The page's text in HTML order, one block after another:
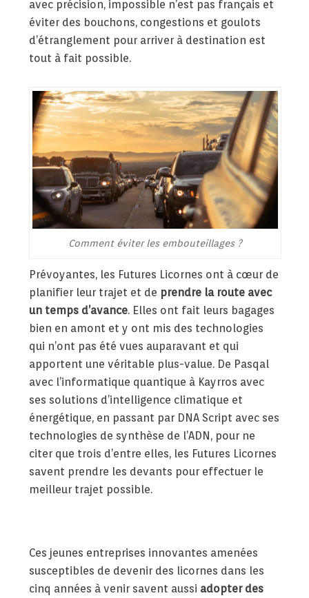
avec précision, impossible n’est pas français et
éviter des bouchons, congestions et goulots
d’étranglement pour arriver à destination est
tout à fait possible.
Comment éviter les embouteillages ?
Prévoyantes, les Futures Licornes ont à cœur de
planifier leur trajet et de prendre la route avec
un temps d’avance. Elles ont fait leurs bagages
bien en amont et y ont mis des technologies
qui n’ont pas été vues auparavant et qui
apportent une véritable plus-value. De Pasqal
avec l’informatique quantique à Kayrros avec
ses solutions d’intelligence climatique et
énergétique, en passant par DNA Script avec ses
technologies de synthèse de l’ADN, pour ne
citer que trois d’entre elles, les Futures Licornes
savent prendre les devants pour effectuer le
meilleur trajet possible.
Ces jeunes entreprises innovantes amenées
susceptibles de devenir des licornes dans les
cinq années à venir savent aussi adopter des